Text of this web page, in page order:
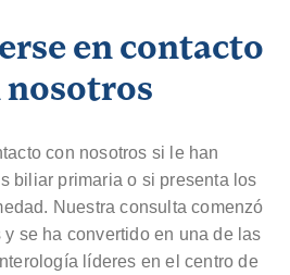
en contacto
nosotros
con nosotros si le han
biliar primaria o si presenta los
Nuestra consulta comenzó
y se ha convertido en una de las
líderes en el centro de